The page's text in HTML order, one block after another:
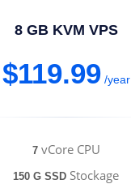
8 GB KVM VPS
$119.99 /year
7vCore CPU
150 G SSD Stockage